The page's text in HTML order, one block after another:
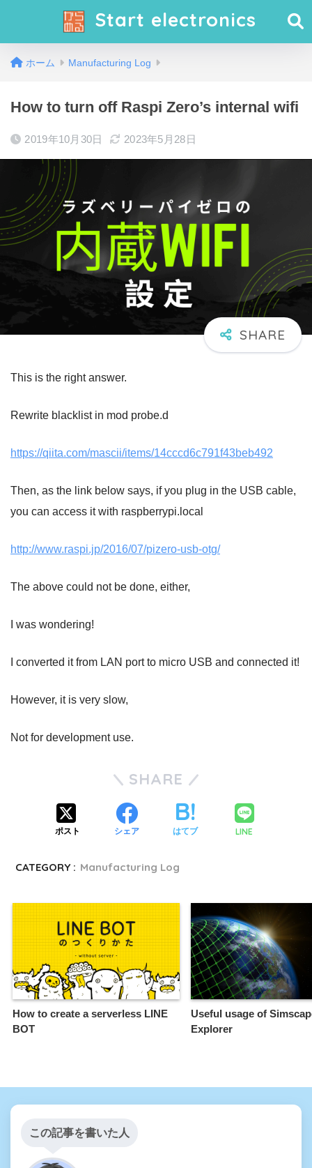
Start electronics
ホーム Manufacturing Log
How to turn off Raspi Zero’s internal wifi
2019年10月30日 2023年5月28日
This is the right answer.
Rewrite blacklist in mod probe.d
https://qiita.com/mascii/items/14cccd6c791f43beb492
Then, as the link below says, if you plug in the USB cable,
you can access it with raspberrypi.local
http://www.raspi.jp/2016/07/pizero-usb-otg/
The above could not be done, either,
I was wondering!
I converted it from LAN port to micro USB and connected it!
However, it is very slow,
Not for development use.
SHARE
ポスト シェア はてブ LINE
CATEGORY : Manufacturing Log
How to create a serverless LINE
BOT
Useful usage of
Explorer
この記事を書いた人